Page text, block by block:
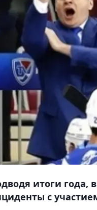
итоги
с